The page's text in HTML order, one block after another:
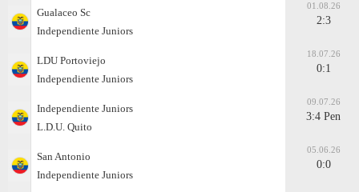
Gualaceo Sc
Independiente Juniors
01.08.26
2:3
LDU Portoviejo
Independiente Juniors
18.07.26
0:1
Independiente Juniors
L.D.U. Quito
09.07.26
3:4 Pen
San Antonio
Independiente Juniors
05.06.26
0:0